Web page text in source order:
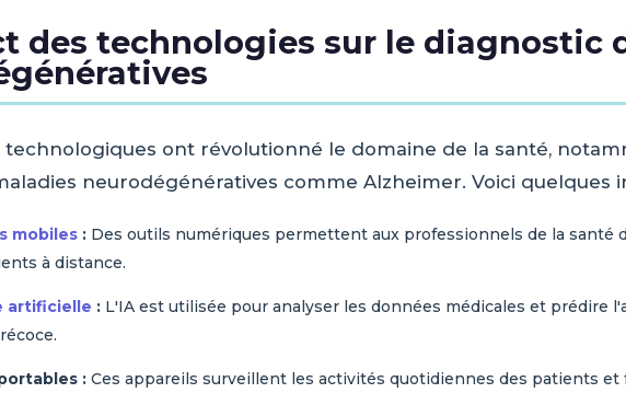
des technologies sur le diagnostic
technologiques ont révolutionné le domaine de la santé,
neurodégénératives comme Alzheimer. Voici quelques
mobiles : Des outils numériques permettent aux professionnels de la
à distance.
artificielle : L'IA est utilisée pour analyser les données médicales et prédire
: Ces appareils surveillent les activités quotidiennes des patients